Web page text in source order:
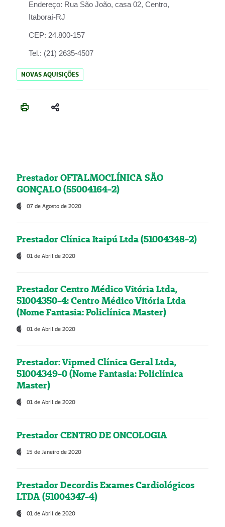
Endereço: Rua São João, casa 02, Centro,
Itaboraí-RJ
CEP: 24.800-157
Tel.: (21) 2635-4507
NOVAS AQUISIÇÕES
Prestador OFTALMOCLÍNICA SÃO
GONÇALO (55004164-2)
07 de Agosto de 2020
Prestador Clínica Itaipú Ltda (51004348-2)
01 de Abril de 2020
Prestador Centro Médico Vitória Ltda,
51004350-4: Centro Médico Vitória Ltda
(Nome Fantasia: Policlínica Master)
01 de Abril de 2020
Prestador: Vipmed Clínica Geral Ltda,
51004349-0 (Nome Fantasia: Policlínica
Master)
01 de Abril de 2020
Prestador CENTRO DE ONCOLOGIA
15 de Janeiro de 2020
Prestador Decordis Exames Cardiológicos
LTDA (51004347-4)
01 de Abril de 2020